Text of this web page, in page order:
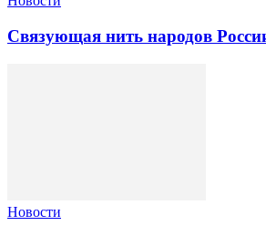
Связующая нить народов
Новости